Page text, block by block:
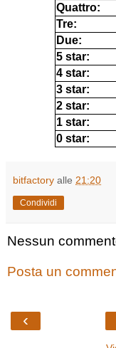
Quattro:
Tre:
Due:
5 star:
4 star:
3 star:
2 star:
1 star:
0 star:
bitfactory alle 21:20
Condividi
Nessun
Posta un
‹